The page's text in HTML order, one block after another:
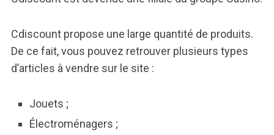
Cdiscount propose une large quantité de produits.
De ce fait, vous pouvez retrouver plusieurs types
d’articles à vendre sur le site :
Jouets ;
Électroménagers ;